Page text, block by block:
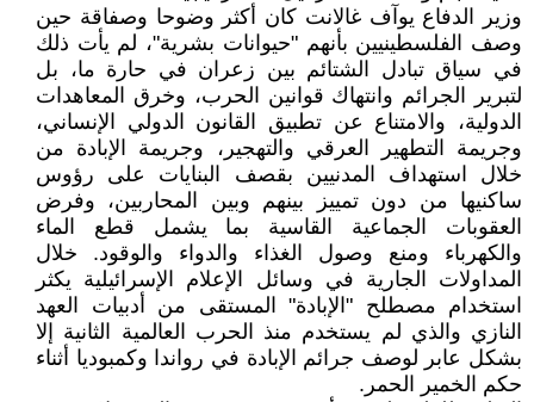
وزير الدفاع يوآف غالانت كان أكثر وضوحا وصفاقة حين
وصف الفلسطينيين بأنهم "حيوانات بشرية"، لم يأت ذلك
في سياق تبادل الشتائم بين زعران في حارة ما، بل
لتبرير الجرائم وانتهاك قوانين الحرب، وخرق المعاهدات
الدولية، والامتناع عن تطبيق القانون الدولي الإنساني،
وجريمة التطهير العرقي والتهجير، وجريمة الإبادة من
خلال استهداف المدنيين بقصف البنايات على رؤوس
ساكنيها من دون تمييز بينهم وبين المحاربين، وفرض
العقوبات الجماعية القاسية بما يشمل قطع الماء
والكهرباء ومنع وصول الغذاء والدواء والوقود. خلال
المداولات الجارية في وسائل الإعلام الإسرائيلية يكثر
استخدام مصطلح "الإبادة" المستقى من أدبيات العهد
النازي والذي لم يستخدم منذ الحرب العالمية الثانية إلا
بشكل عابر لوصف جرائم الإبادة في رواندا وكمبوديا أثناء
حكم الخمير الحمر.